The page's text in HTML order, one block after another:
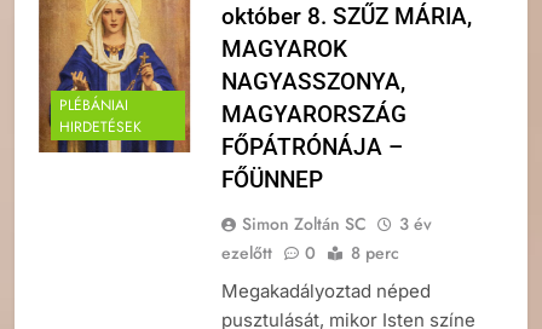
PLÉBÁNIAI
HIRDETÉSEK
október 8. SZŰZ MÁRIA,
MAGYAROK
NAGYASSZONYA,
MAGYARORSZÁG
FŐPÁTRÓNÁJA –
FŐÜNNEP
Simon Zoltán SC
3 év
ezelőtt
0 8 perc
Megakadályoztad néped
pusztulását, mikor Isten színe